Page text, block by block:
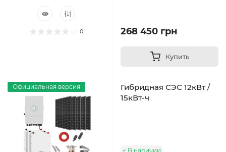
0 268 450 грн
Купить
Официальная версия
Гибридная СЭС 12кВт /
15кВт-ч
В наличии